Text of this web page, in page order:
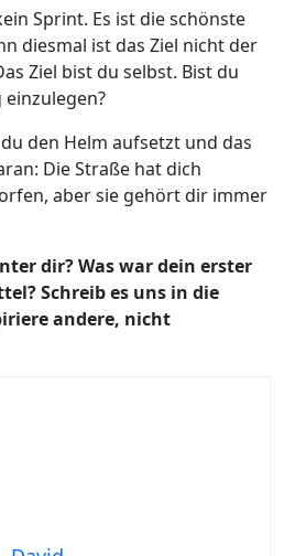
Sprint. Es ist die schönste
diesmal ist das Ziel nicht der
Ziel bist du selbst. Bist du
den Helm aufsetzt und das
Die Straße hat dich
aber sie gehört dir immer
dir? Was war dein erster
Schreib es uns in die
andere, nicht